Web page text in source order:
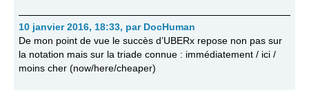
10 janvier 2016, 18:33, par DocHuman
De mon point de vue le succès d’UBERx repose non pas sur
la notation mais sur la triade connue : immédiatement / ici /
moins cher (now/here/cheaper)